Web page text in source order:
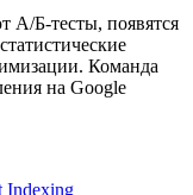
А/Б-тесты, появятся
Команда
на Google
Indexing